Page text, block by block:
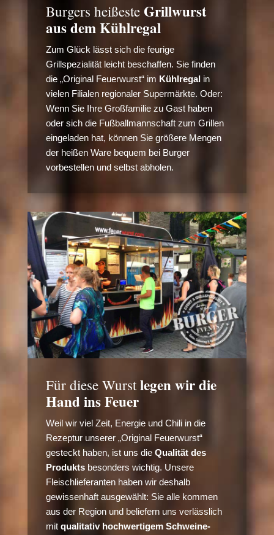
Burgers heißeste Grillwurst
aus dem Kühlregal
Zum Glück lässt sich die feurige
Grillspezialität leicht beschaffen. Sie finden
die „Original Feuerwurst“ im Kühlregalin
vielen Filialen regionaler Supermärkte. Oder:
Wenn Sie Ihre Großfamilie zu Gast haben
oder sich die Fußballmannschaft zum Grillen
eingeladen hat, können Sie größere Mengen
der heißen Ware bequem bei Burger
vorbestellen und selbst abholen.
Für diese Wurstlegen wir die
Hand ins Feuer
Weil wir viel Zeit, Energie und Chili in die
Rezeptur unserer „Original Feuerwurst“
gesteckt haben, ist uns die Qualität des
Produktsbesonders wichtig. Unsere
Fleischlieferanten haben wir deshalb
gewissenhaft ausgewählt: Sie alle kommen
aus der Region und beliefern uns verlässlich
mit qualitativ hochwertigem Schweine-